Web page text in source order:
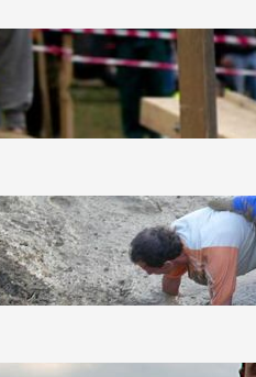
Nová pravidla pro
13 července, 2026
„Prase za prase“: Kdo
první, vyhraje!
30 června, 2026